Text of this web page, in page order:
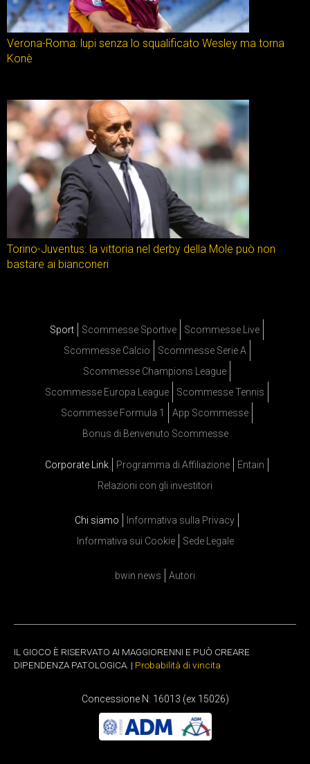
Verona-Roma: lupi senza lo squalificato Wesley ma torna
Konè
Torino-Juventus: la vittoria nel derby della Mole può non
bastare ai bianconeri
Sport Scommesse Sportive
Scommesse Live
Scommesse Calcio
Scommesse Serie A
Scommesse Champions League
Scommesse Europa League
Scommesse Tennis
Scommesse Formula 1
App Scommesse
Bonus di Benvenuto Scommesse
Corporate Link Programma di Affiliazione
Entain
Relazioni con gli investitori
Chi siamo
Informativa sulla Privacy
Informativa sui Cookie
Sede Legale
bwin news Autori
IL GIOCO È RISERVATO AI MAGGIORENNI E PUÒ CREARE
DIPENDENZA PATOLOGICA. | Probabilità di vincita
Concessione N. 16013 (ex 15026)